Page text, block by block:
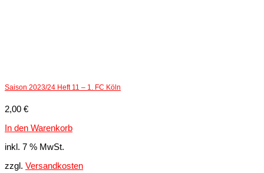
Saison 2023/24 Heft 11 – 1. FC Köln
2,00 €
In den Warenkorb
inkl. 7 % MwSt.
zzgl. Versandkosten